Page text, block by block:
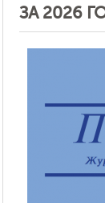
ЗА 2026